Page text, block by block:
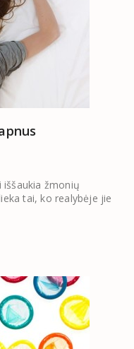
iššaukia žmonių
tai, ko realybėje jie